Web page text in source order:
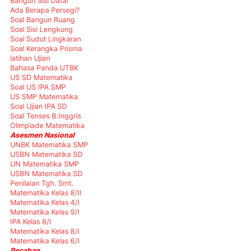
Ada Berapa Persegi?
Soal Bangun Ruang
Soal Sisi Lengkung
Soal Sudut Lingkaran
Soal Kerangka Prisma
latihan Ujian
Bahasa Panda UTBK
US SD Matematika
Soal US IPA SMP
US SMP Matematika
Soal Ujian IPA SD
Soal Tenses B.Inggris
Olimpiade Matematika
Asesmen Nasional
UNBK Matematika SMP
USBN Matematika SD
UN Matematika SMP
USBN Matematika SD
Penilaian Tgh. Smt.
Matematika Kelas 8/II
Matematika Kelas 4/I
Matematika Kelas 9/I
IPA Kelas 8/I
Matematika Kelas 8/I
Matematika Kelas 6/I